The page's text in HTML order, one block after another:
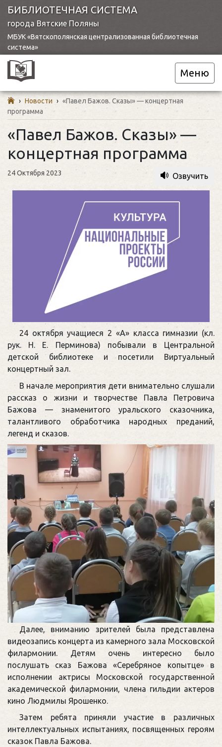
БИБЛИОТЕЧНАЯ СИСТЕМА
города Вятские Поляны
МБУК «Вятскополянская централизованная библиотечная
система»
Меню
› Новости › «Павел Бажов. Сказы» — концертная
программа
«Павел Бажов. Сказы» —
концертная программа
24 Октября 2023 Озвучить
24 октября учащиеся 2 «А» класса гимназии (кл.
рук. Н. Е. Перминова) побывали в Центральной
детской библиотеке и посетили Виртуальный
концертный зал.
В начале мероприятия дети внимательно слушали
рассказ о жизни и творчестве Павла Петровича
Бажова — знаменитого уральского сказочника,
талантливого обработчика народных преданий,
легенд и сказов.
Далее, вниманию зрителей была представлена
видеозапись концерта из камерного зала Московской
филармонии. Детям очень интересно было
послушать сказ Бажова «Серебряное копытце» в
исполнении актрисы Московской государственной
академической филармонии, члена гильдии актеров
кино Людмилы Ярошенко.
Затем ребята приняли участие в различных
интеллектуальных испытаниях, посвященных героям
сказок Павла Бажова.